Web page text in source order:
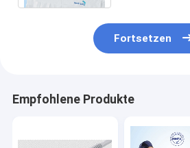
Fortsetzen
Empfohlene Produkte